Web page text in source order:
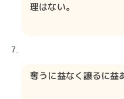
理はない。
奪うに益なく譲るに益